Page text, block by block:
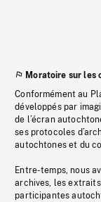
Moratoire sur les
Conformément au
développés par
de l’écran
ses protocoles
autochtones et du
Entre-temps, nous
archives, les
participantes